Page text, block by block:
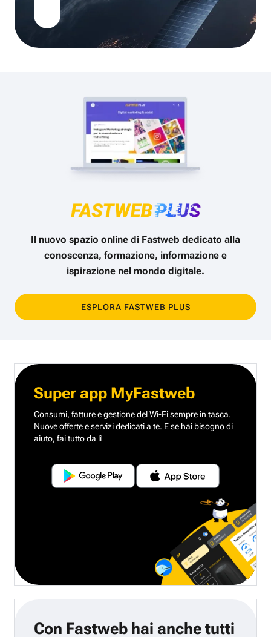
Il nuovo spazio online di Fastweb dedicato alla
conoscenza, formazione, informazione e
ispirazione nel mondo digitale.
ESPLORA FASTWEB PLUS
Super app MyFastweb
Consumi, fatture e gestione del Wi-Fi sempre in tasca.
Nuove offerte e servizi dedicati a te. E se hai bisogno di
aiuto, fai tutto da lì
Con Fastweb hai anche tutti